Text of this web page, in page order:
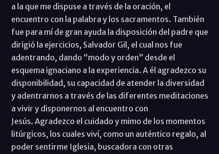
a la que me dispuse a través de la oración, el
encuentro con la palabra y los sacramentos. También
fue para mí de gran ayuda la disposición del padre que
dirigió la ejercicios, Salvador Gil, el cual nos fue
adentrando, dando “modo y orden” desde el
esquema ignaciano a la experiencia. A él agradezco su
disponibilidad, su capacidad de atender la diversidad
y adentrarnos a través de las diferentes meditaciones
a vivir y disponernos al encuentro con
Jesús. Agradezco el cuidado y mimo de los momentos
litúrgicos, los cuales viví, como un auténtico regalo, al
poder sentirme Iglesia, buscadora con otras